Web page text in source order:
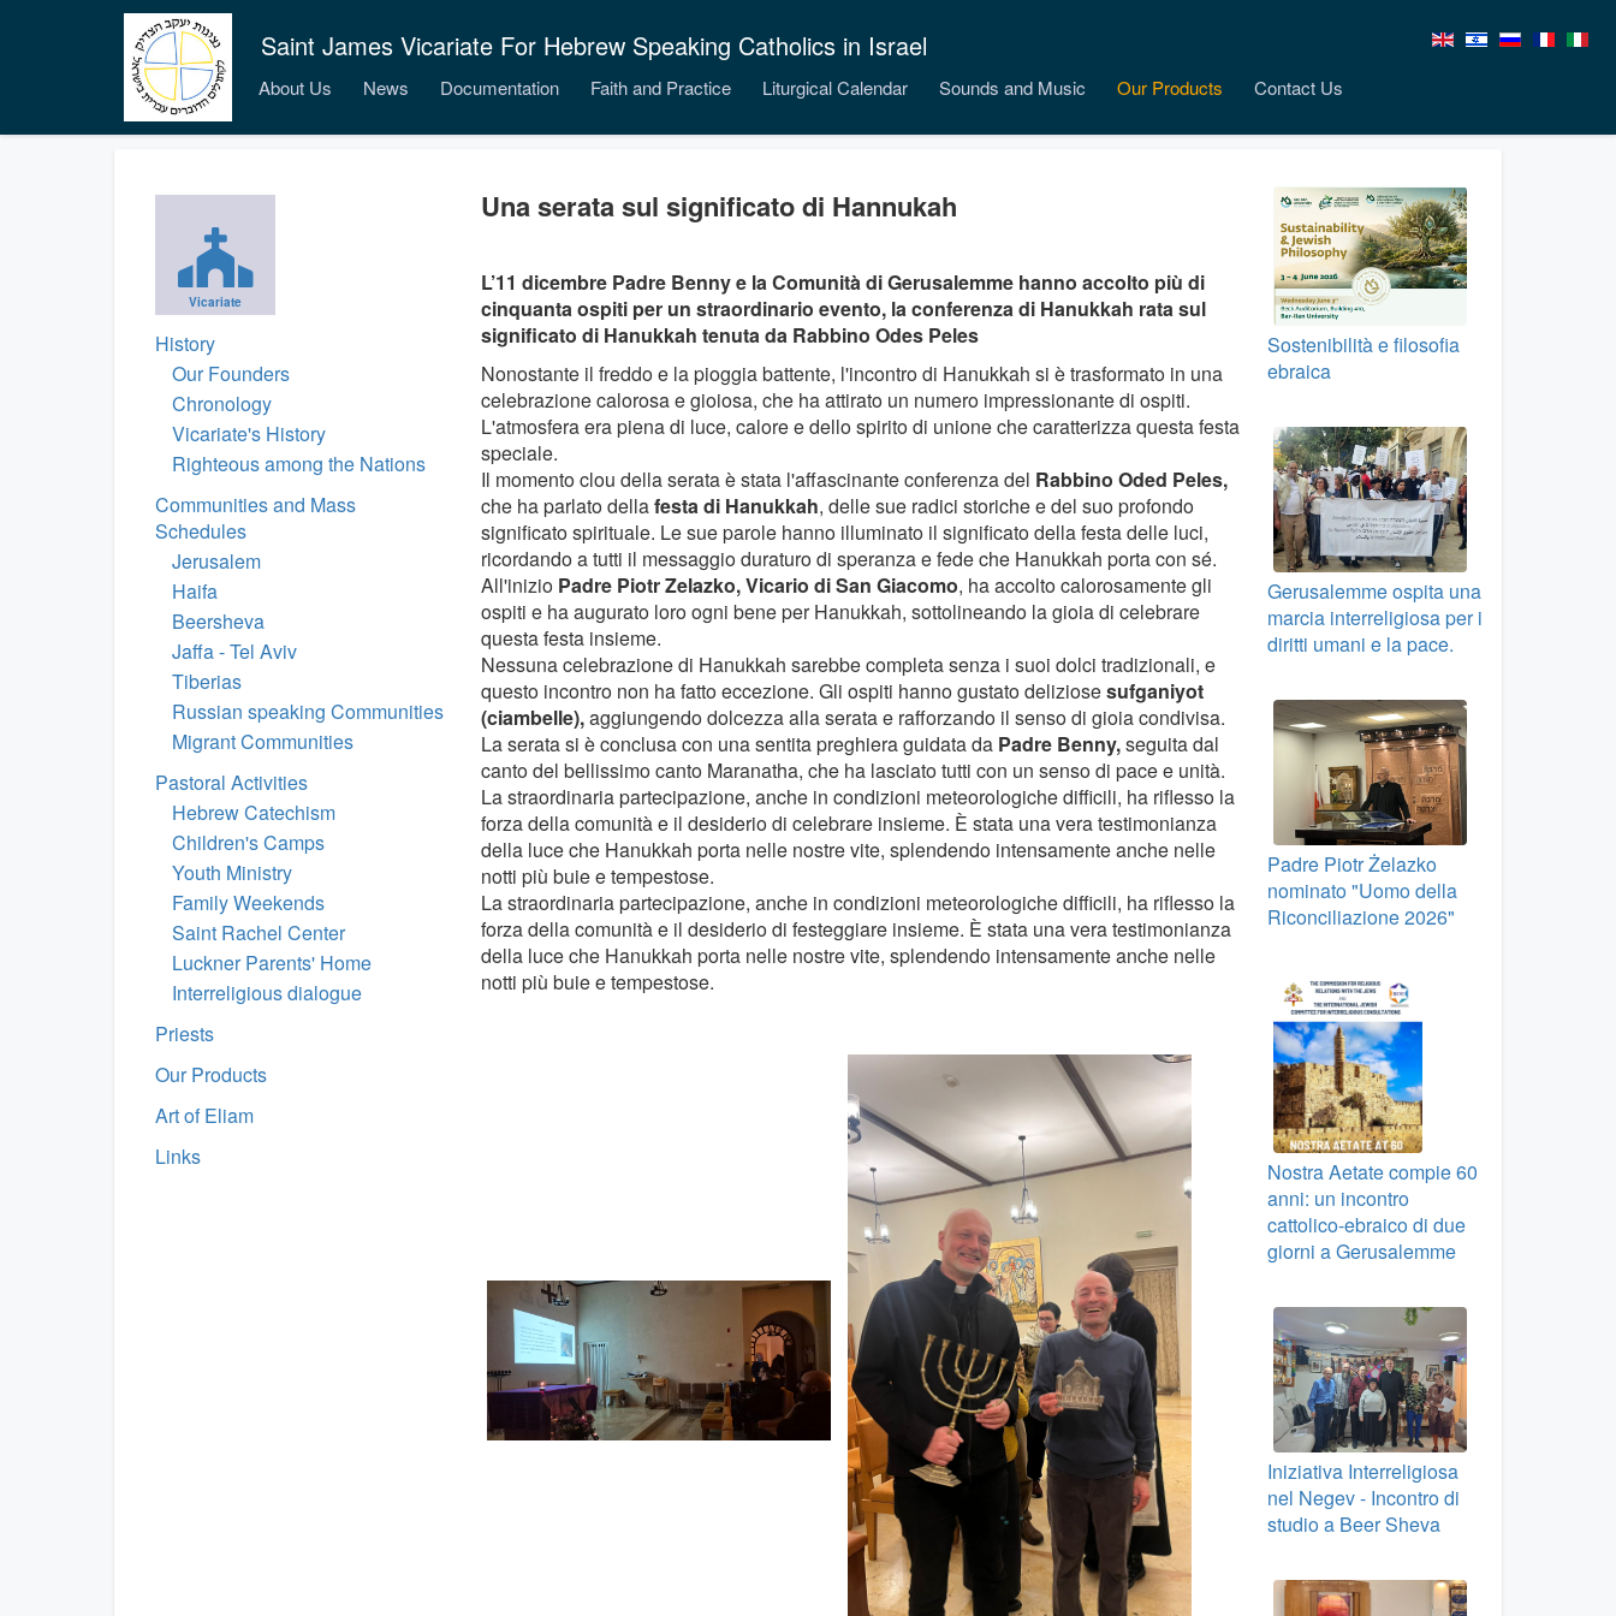
Saint James Vicariate For Hebrew Speaking Catholics in Israel
About Us News Documentation Faith and Practice Liturgical Calendar Sounds and Music Our Products Contact Us
Vicariate
History
Our Founders
Chronology
Vicariate's History
Righteous among the Nations
Communities and Mass
Schedules
Jerusalem
Haifa
Beersheva
Jaffa - Tel Aviv
Tiberias
Russian speaking Communities
Migrant Communities
Pastoral Activities
Hebrew Catechism
Children's Camps
Youth Ministry
Family Weekends
Saint Rachel Center
Luckner Parents' Home
Interreligious dialogue
Priests
Our Products
Art of Eliam
Links
Una serata sul significato di Hannukah
L’11 dicembre Padre Benny e la Comunità di Gerusalemme hanno accolto più di
cinquanta ospiti per un straordinario evento, la conferenza di Hanukkah rata sul
significato di Hanukkah tenuta da Rabbino Odes Peles
Nonostante il freddo e la pioggia battente, l'incontro di Hanukkah si è trasformato in una
celebrazione calorosa e gioiosa, che ha attirato un numero impressionante di ospiti.
L'atmosfera era piena di luce, calore e dello spirito di unione che caratterizza questa festa
speciale.
Il momento clou della serata è stata l'affascinante conferenza del Rabbino Oded Peles,
che ha parlato dellafesta di Hanukkah, delle sue radici storiche e del suo profondo
significato spirituale. Le sue parole hanno illuminato il significato della festa delle luci,
ricordando a tutti il ​​messaggio duraturo di speranza e fede che Hanukkah porta con sé.
All'inizioPadre Piotr Zelazko, Vicario di San Giacomo, ha accolto calorosamente gli
ospiti e ha augurato loro ogni bene per Hanukkah, sottolineando la gioia di celebrare
questa festa insieme.
Nessuna celebrazione di Hanukkah sarebbe completa senza i suoi dolci tradizionali, e
questo incontro non ha fatto eccezione. Gli ospiti hanno gustato deliziosesufganiyot
(ciambelle),aggiungendo dolcezza alla serata e rafforzando il senso di gioia condivisa.
La serata si è conclusa con una sentita preghiera guidata da Padre Benny,seguita dal
canto del bellissimo canto Maranatha, che ha lasciato tutti con un senso di pace e unità.
La straordinaria partecipazione, anche in condizioni meteorologiche difficili, ha riflesso la
forza della comunità e il desiderio di celebrare insieme. È stata una vera testimonianza
della luce che Hanukkah porta nelle nostre vite, splendendo intensamente anche nelle
notti più buie e tempestose.
La straordinaria partecipazione, anche in condizioni meteorologiche difficili, ha riflesso la
forza della comunità e il desiderio di festeggiare insieme. È stata una vera testimonianza
della luce che Hanukkah porta nelle nostre vite, splendendo intensamente anche nelle
notti più buie e tempestose.
Sostenibilità e filosofia
ebraica
Gerusalemme ospita una
marcia interreligiosa per i
diritti umani e la pace.
Padre Piotr Żelazko
nominato "Uomo della
Riconciliazione 2026"
Nostra Aetate compie 60
anni: un incontro
cattolico-ebraico di due
giorni a Gerusalemme
Iniziativa Interreligiosa
nel Negev - Incontro di
studio a Beer Sheva